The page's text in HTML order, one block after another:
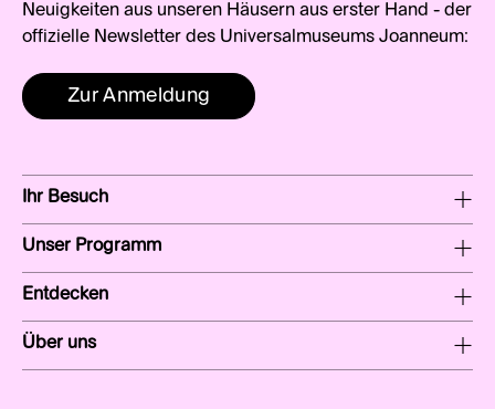
Neuigkeiten aus unseren Häusern aus erster Hand - der
offizielle Newsletter des Universalmuseums Joanneum:
Zur Anmeldung
Ihr Besuch
Unser Programm
Entdecken
Über uns